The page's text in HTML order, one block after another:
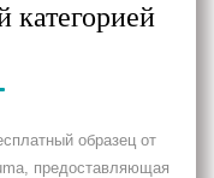
категорией
образец от
предоставляющая